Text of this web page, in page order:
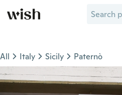
All Italy Sicily Paternò